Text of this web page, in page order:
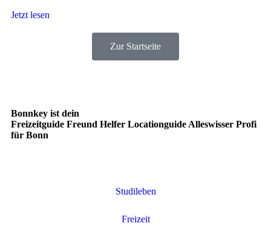
Jetzt lesen
Zur Startseite
Bonnkey ist dein
Freizeitguide Freund Helfer Locationguide Alleswisser Profi
für Bonn
Studileben
Freizeit